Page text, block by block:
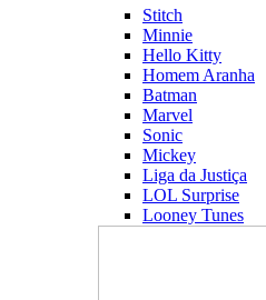
Stitch
Minnie
Hello Kitty
Homem Aranha
Batman
Marvel
Sonic
Mickey
Liga da Justiça
LOL Surprise
Looney Tunes